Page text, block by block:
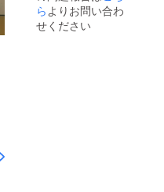
ら よりお問い合わ
せください